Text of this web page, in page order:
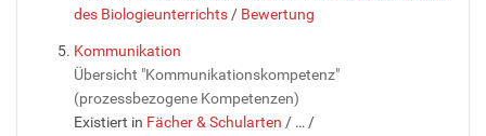
des Biologieunterrichts / Bewertung
Kommunikation
Übersicht "Kommunikationskompetenz"
(prozessbezogene Kompetenzen)
Existiert in Fächer & Schularten / … /